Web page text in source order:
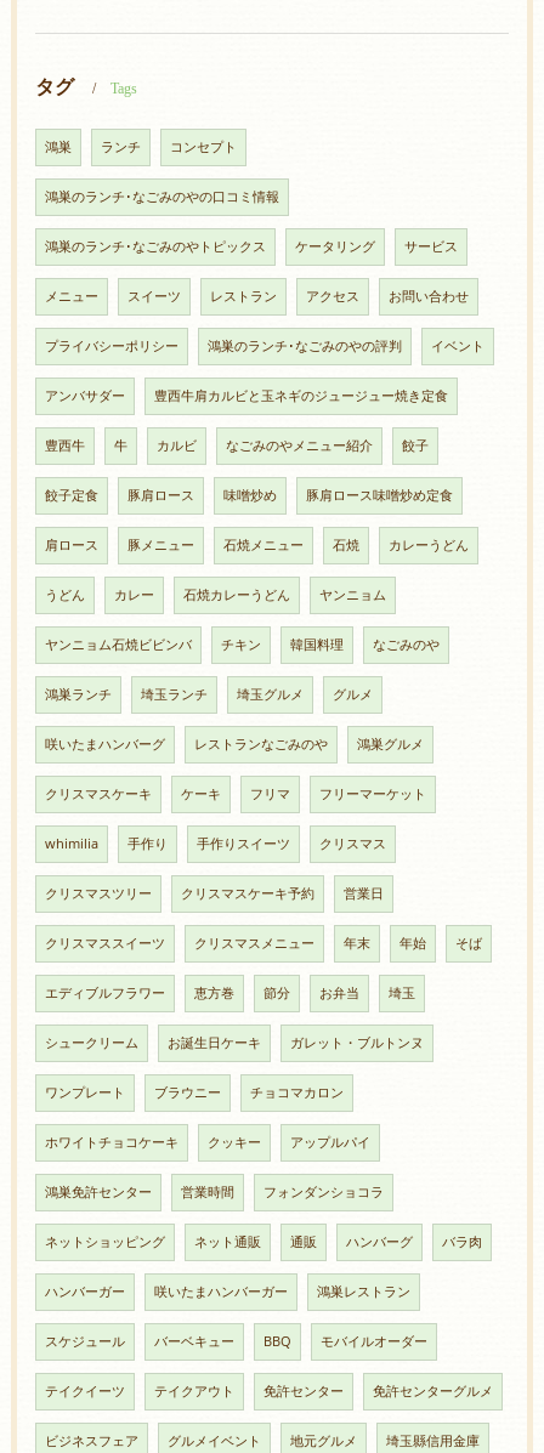
タグ Tags
鴻巣 ランチ コンセプト
鴻巣のランチ･なごみのやの口コミ情報
鴻巣のランチ･なごみのやトピックス ケータリング サービス
メニュー スイーツ レストラン アクセス お問い合わせ
プライバシーポリシー 鴻巣のランチ･なごみのやの評判 イベント
アンバサダー 豊西牛肩カルビと玉ネギのジュージュー焼き定食
豊西牛 牛 カルビ なごみのやメニュー紹介 餃子
餃子定食 豚肩ロース 味噌炒め 豚肩ロース味噌炒め定食
肩ロース 豚メニュー 石焼メニュー 石焼 カレーうどん
うどん カレー 石焼カレーうどん ヤンニョム
ヤンニョム石焼ビビンバ チキン 韓国料理 なごみのや
鴻巣ランチ 埼玉ランチ 埼玉グルメ グルメ
咲いたまハンバーグ レストランなごみのや 鴻巣グルメ
クリスマスケーキ ケーキ フリマ フリーマーケット
whimilia 手作り 手作りスイーツ クリスマス
クリスマスツリー クリスマスケーキ予約 営業日
クリスマススイーツ クリスマスメニュー 年末 年始 そば
エディブルフラワー 恵方巻 節分 お弁当 埼玉
シュークリーム お誕生日ケーキ ガレット・ブルトンヌ
ワンプレート ブラウニー チョコマカロン
ホワイトチョコケーキ クッキー アップルパイ
鴻巣免許センター 営業時間 フォンダンショコラ
ネットショッピング ネット通販 通販 ハンバーグ バラ肉
ハンバーガー 咲いたまハンバーガー 鴻巣レストラン
スケジュール バーベキュー BBQ モバイルオーダー
テイクイーツ テイクアウト 免許センター 免許センターグルメ
ビジネスフェア グルメイベント 地元グルメ 埼玉縣信用金庫